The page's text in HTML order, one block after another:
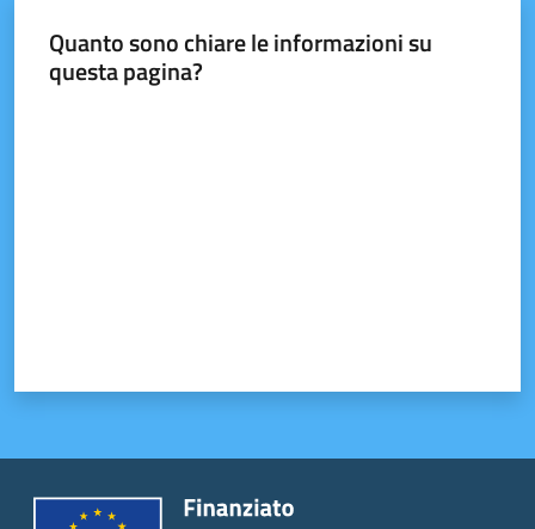
Quanto sono chiare le informazioni su
questa pagina?